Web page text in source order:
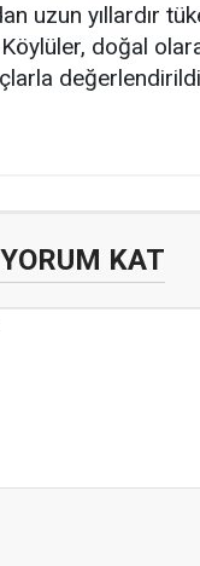
uzun yıllardır
doğal
YORUM KAT